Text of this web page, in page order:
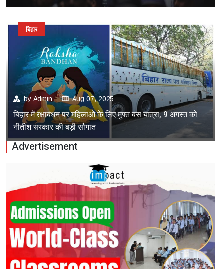
by Admin Aug 07, 2025
बिहार में रक्षाबंधन पर महिलाओं के लिए मुफ्त बस यात्रा, 9 अगस्त को
नीतीश सरकार की बड़ी सौगात
बिहार
Advertisement